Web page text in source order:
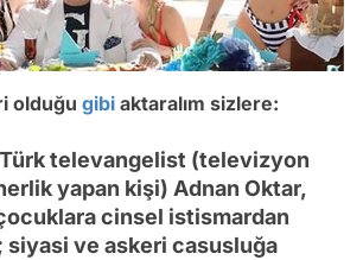
olduğu gibi aktaralım sizlere:
Türk televangelist (televizyon
yapan kişi) Adnan Oktar,
cinsel istismardan
siyasi ve askeri casusluğa